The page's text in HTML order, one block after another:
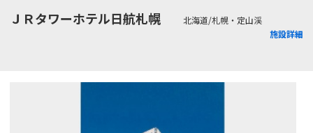
ＪＲタワーホテル日航札幌
北海道/札幌・定山渓
施設詳細